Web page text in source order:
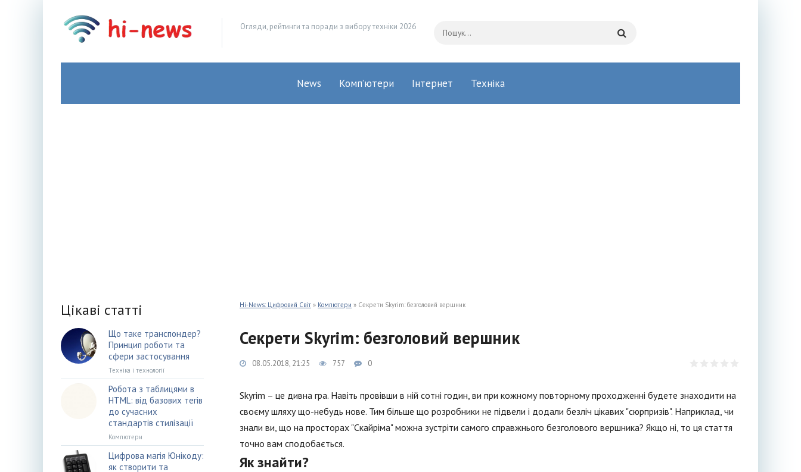
Огляди, рейтинги та поради з вибору техніки 2026
News Комп’ютери Інтернет Техніка
Hi-News: Цифровий Світ » Компютери » Секрети Skyrim: безголовий вершник
Секрети Skyrim: безголовий вершник
08.05.2018, 21:25 757 0
Skyrim – це дивна гра. Навіть провівши в ній сотні годин, ви при кожному повторному проходженні будете знаходити на
своєму шляху що-небудь нове. Тим більше що розробники не підвели і додали безліч цікавих "сюрпризів". Наприклад, чи
знали ви, що на просторах "Скайріма" можна зустріти самого справжнього безголового вершника? Якщо ні, то ця стаття
точно вам сподобається.
Як знайти?
Цікаві статті
Що таке транспондер?
Принцип роботи та
сфери застосування
Техніка і технології
Робота з таблицями в
HTML: від базових тегів
до сучасних
стандартів стилізації
Компютери
Цифрова магія Юнікоду:
як створити та